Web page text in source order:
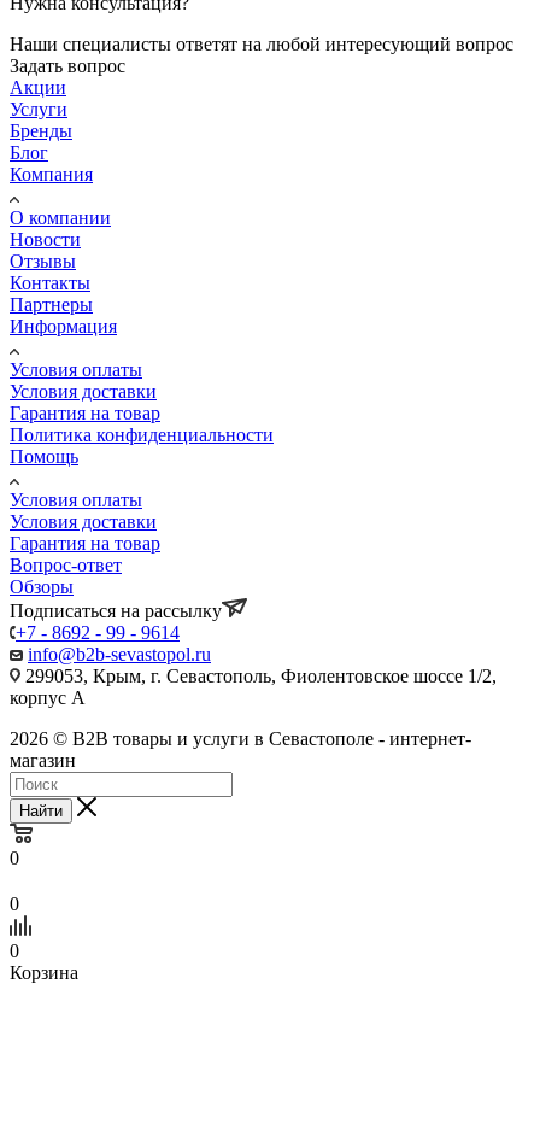
Наши специалисты ответят на любой интересующий вопрос
Задать вопрос
Акции
Услуги
Бренды
Блог
Компания
О компании
Новости
Отзывы
Контакты
Партнеры
Информация
Условия оплаты
Условия доставки
Гарантия на товар
Политика конфиденциальности
Помощь
Условия оплаты
Условия доставки
Гарантия на товар
Вопрос-ответ
Обзоры
Подписаться на рассылку
+7 - 8692 - 99 - 9614
info@b2b-sevastopol.ru
299053, Крым, г. Севастополь, Фиолентовское шоссе 1/2,
корпус А
2026 © B2B товары и услуги в Севастополе - интернет-
магазин
Найти
0
0
0
Корзина